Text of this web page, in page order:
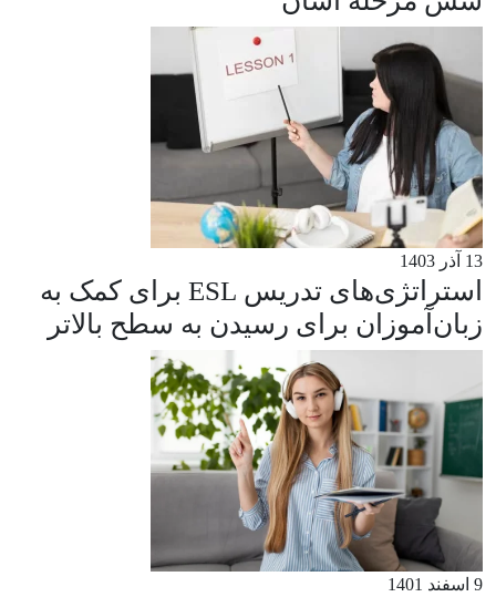
13 آذر 1403
استراتژی‌های تدریس ESL برای کمک به
زبان‌آموزان برای رسیدن به سطح بالاتر
9 اسفند 1401